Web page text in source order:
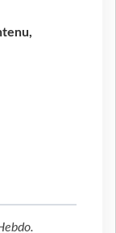
.